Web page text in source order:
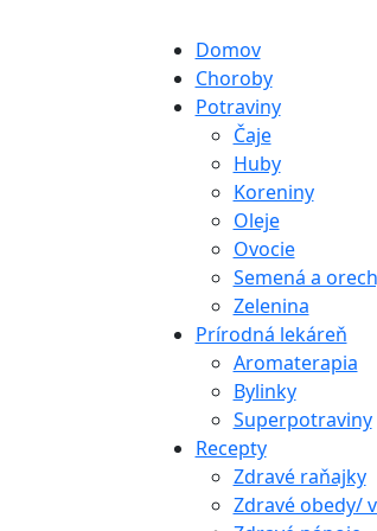
Domov
Choroby
Potraviny
Čaje
Huby
Koreniny
Oleje
Ovocie
Semená a
Zelenina
Prírodná lekáreň
Aromaterapia
Bylinky
Superpotraviny
Recepty
Zdravé raňajky
Zdravé obedy/